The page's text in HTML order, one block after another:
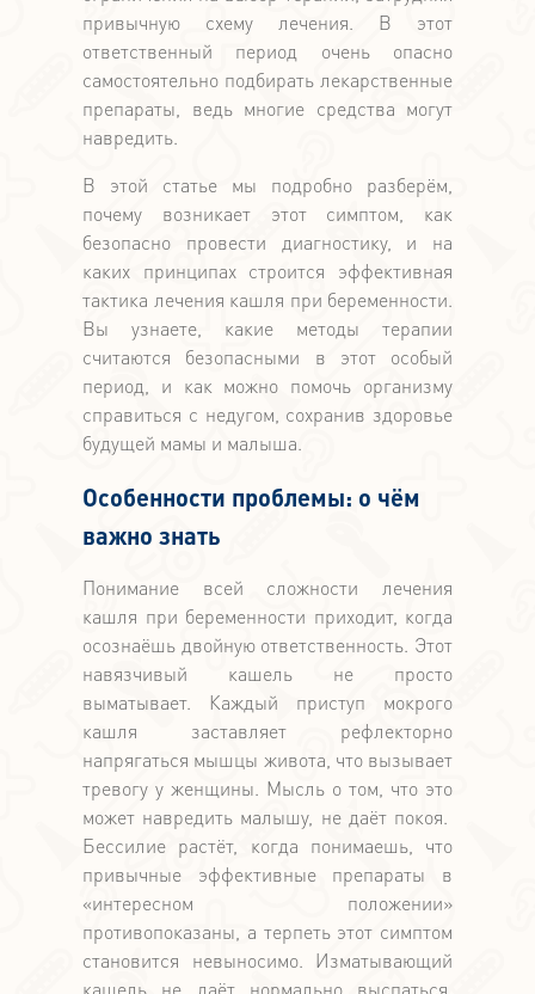
привычную схему лечения. В этот
ответственный период очень опасно
самостоятельно подбирать лекарственные
препараты, ведь многие средства могут
навредить.
В этой статье мы подробно разберём,
почему возникает этот симптом, как
безопасно провести диагностику, и на
каких принципах строится эффективная
тактика лечения кашля при беременности.
Вы узнаете, какие методы терапии
считаются безопасными в этот особый
период, и как можно помочь организму
справиться с недугом, сохранив здоровье
будущей мамы и малыша.
Особенности проблемы: о чём
важно знать
Понимание всей сложности лечения
кашля при беременности приходит, когда
осознаёшь двойную ответственность. Этот
навязчивый кашель не просто
выматывает. Каждый приступ мокрого
кашля заставляет рефлекторно
напрягаться мышцы живота, что вызывает
тревогу у женщины. Мысль о том, что это
может навредить малышу, не даёт покоя.
Бессилие растёт, когда понимаешь, что
привычные эффективные препараты в
«интересном положении»
противопоказаны, а терпеть этот симптом
становится невыносимо. Изматывающий
кашель не даёт нормально выспаться,